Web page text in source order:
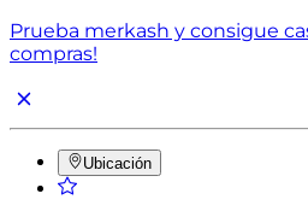
Prueba merkash y consigue
compras!
Ubicación